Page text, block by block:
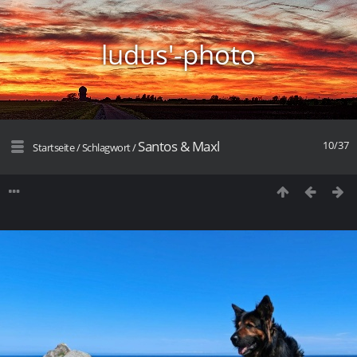
ludus'-photo
10/37
Startseite/Schlagwort/Santos & Maxl